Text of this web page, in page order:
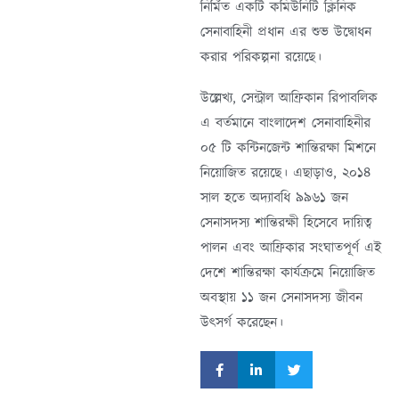
নির্মিত একটি কমিউনিটি ক্লিনিক
সেনাবাহিনী প্রধান এর শুভ উদ্বোধন
করার পরিকল্পনা রয়েছে।
উল্লেখ্য, সেন্ট্রাল আফ্রিকান রিপাবলিক
এ বর্তমানে বাংলাদেশ সেনাবাহিনীর
০৫ টি কন্টিনজেন্ট শান্তিরক্ষা মিশনে
নিয়োজিত রয়েছে। এছাড়াও, ২০১৪
সাল হতে অদ্যাবধি ৯৯৬১ জন
সেনাসদস্য শান্তিরক্ষী হিসেবে দায়িত্ব
পালন এবং আফ্রিকার সংঘাতপূর্ণ এই
দেশে শান্তিরক্ষা কার্যক্রমে নিয়োজিত
অবস্থায় ১১ জন সেনাসদস্য জীবন
উৎসর্গ করেছেন।